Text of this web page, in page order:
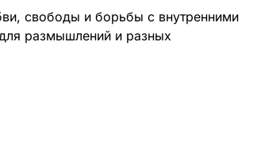
свободы и борьбы с внутренними
размышлений и разных